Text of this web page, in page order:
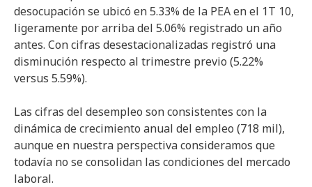
desocupación se ubicó en 5.33% de la PEA en el 1T 10,
ligeramente por arriba del 5.06% registrado un año
antes. Con cifras desestacionalizadas registró una
disminución respecto al trimestre previo (5.22%
versus 5.59%).
Las cifras del desempleo son consistentes con la
dinámica de crecimiento anual del empleo (718 mil),
aunque en nuestra perspectiva consideramos que
todavía no se consolidan las condiciones del mercado
laboral.